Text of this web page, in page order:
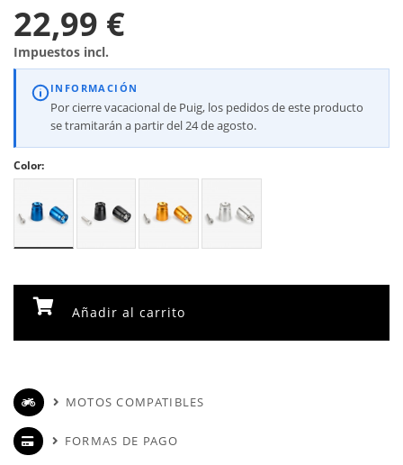
22,99 €
Impuestos incl.
INFORMACIÓN
Por cierre vacacional de Puig, los pedidos de este producto
se tramitarán a partir del 24 de agosto.
Color:
Añadir al carrito
MOTOS COMPATIBLES
FORMAS DE PAGO